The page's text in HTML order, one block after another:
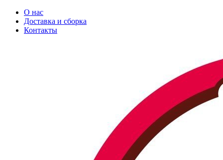
О нас
Доставка и сборка
Контакты